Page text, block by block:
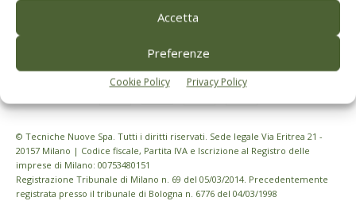
Accetta
Preferenze
Cookie Policy Privacy Policy
© Tecniche Nuove Spa. Tutti i diritti riservati. Sede legale Via Eritrea 21 -
20157 Milano | Codice fiscale, Partita IVA e Iscrizione al Registro delle
imprese di Milano: 00753480151
Registrazione Tribunale di Milano n. 69 del 05/03/2014. Precedentemente
registrata presso il tribunale di Bologna n. 6776 del 04/03/1998